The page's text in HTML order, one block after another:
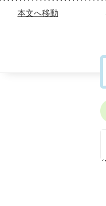
本文へ移動